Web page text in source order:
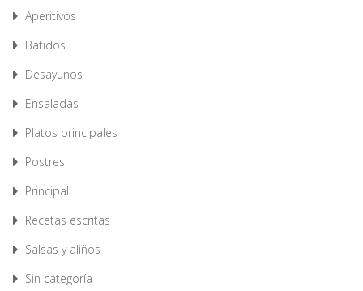
Aperitivos
Batidos
Desayunos
Ensaladas
Platos principales
Postres
Principal
Recetas escritas
Salsas y aliños
Sin categoría